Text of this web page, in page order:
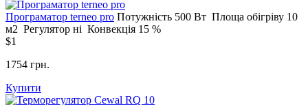
Програматор terneo pro Потужність 500 Вт Площа обігріву 10
м2 Регулятор ні Конвекція 15 %
$1
1754 грн.
Купити